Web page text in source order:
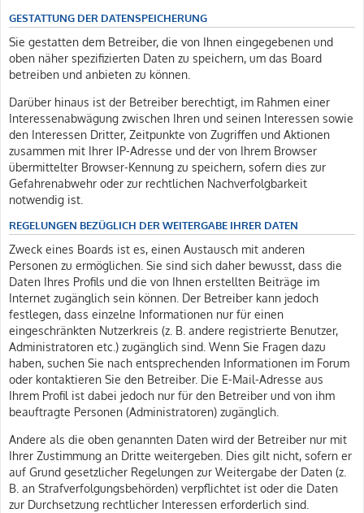
GESTATTUNG DER DATENSPEICHERUNG
Sie gestatten dem Betreiber, die von Ihnen eingegebenen und
oben näher spezifizierten Daten zu speichern, um das Board
betreiben und anbieten zu können.
Darüber hinaus ist der Betreiber berechtigt, im Rahmen einer
Interessenabwägung zwischen Ihren und seinen Interessen sowie
den Interessen Dritter, Zeitpunkte von Zugriffen und Aktionen
zusammen mit Ihrer IP-Adresse und der von Ihrem Browser
übermittelter Browser-Kennung zu speichern, sofern dies zur
Gefahrenabwehr oder zur rechtlichen Nachverfolgbarkeit
notwendig ist.
REGELUNGEN BEZÜGLICH DER WEITERGABE IHRER DATEN
Zweck eines Boards ist es, einen Austausch mit anderen
Personen zu ermöglichen. Sie sind sich daher bewusst, dass die
Daten Ihres Profils und die von Ihnen erstellten Beiträge im
Internet zugänglich sein können. Der Betreiber kann jedoch
festlegen, dass einzelne Informationen nur für einen
eingeschränkten Nutzerkreis (z. B. andere registrierte Benutzer,
Administratoren etc.) zugänglich sind. Wenn Sie Fragen dazu
haben, suchen Sie nach entsprechenden Informationen im Forum
oder kontaktieren Sie den Betreiber. Die E-Mail-Adresse aus
Ihrem Profil ist dabei jedoch nur für den Betreiber und von ihm
beauftragte Personen (Administratoren) zugänglich.
Andere als die oben genannten Daten wird der Betreiber nur mit
Ihrer Zustimmung an Dritte weitergeben. Dies gilt nicht, sofern er
auf Grund gesetzlicher Regelungen zur Weitergabe der Daten (z.
B. an Strafverfolgungsbehörden) verpflichtet ist oder die Daten
zur Durchsetzung rechtlicher Interessen erforderlich sind.